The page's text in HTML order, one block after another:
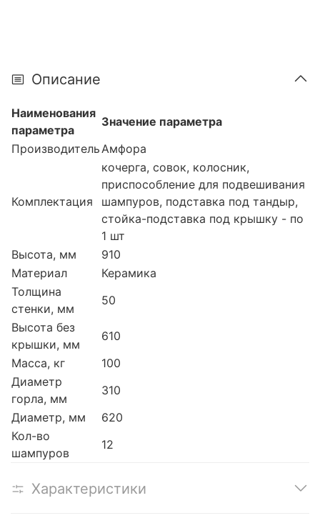
Описание
Наименования
параметра
Значение параметра
ПроизводительАмфора
Комплектация
кочерга, совок, колосник,
приспособление для подвешивания
шампуров, подставка под тандыр,
стойка-подставка под крышку - по
1 шт
Высота, мм
910
Материал
Керамика
Толщина
стенки, мм
50
Высота без
крышки, мм
610
Масса, кг
100
Диаметр
горла, мм
310
Диаметр, мм
620
Кол-во
шампуров
12
Характеристики